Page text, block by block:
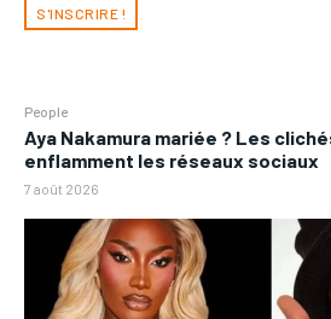
S'INSCRIRE !
People
Aya Nakamura mariée ? Les
enflamment les réseaux sociaux
7 août 2026